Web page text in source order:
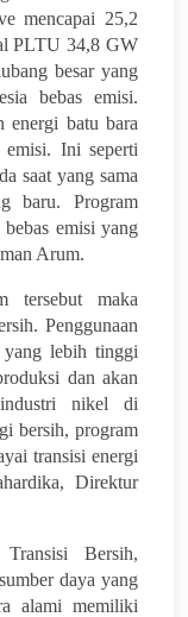
mencapai 25,2
PLTU 34,8 GW
besar yang
bebas emisi.
energi batu bara
emisi. Ini seperti
saat yang sama
baru. Program
emisi yang
Arum.
tersebut maka
Penggunaan
yang lebih tinggi
dan akan
nikel di
bersih, program
transisi energi
Direktur
Bersih,
daya yang
alami memiliki